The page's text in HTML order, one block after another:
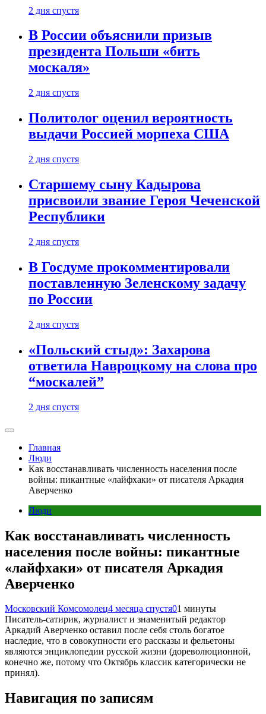
2 дня спустя
В России объяснили призыв
президента Польши «бить
москаля»
2 дня спустя
Политолог оценил вероятность
выдачи Россией морпеха США
2 дня спустя
Старшему сыну Кадырова
присвоили звание Героя Чеченской
Республики
2 дня спустя
В Госдуме прокомментировали
поставленную Зеленскому задачу
по России
2 дня спустя
«Польский стыд»: Захарова
ответила Навроцкому на слова про
“москалей”
2 дня спустя
Главная
Люди
Как восстанавливать численность населения после
войны: пикантные «лайфхаки» от писателя Аркадия
Аверченко
Люди
Как восстанавливать численность
населения после войны: пикантные
«лайфхаки» от писателя Аркадия
Аверченко
Московский Комсомолец4 месяца спустя01 минуты
Писатель-сатирик, журналист и знаменитый редактор
Аркадий Аверченко оставил после себя столь богатое
наследие, что в совокупности его рассказы и фельетоны
являются энциклопедии русской жизни (дореволюционной,
конечно же, потому что Октябрь классик категорически не
принял).
Навигация по записям